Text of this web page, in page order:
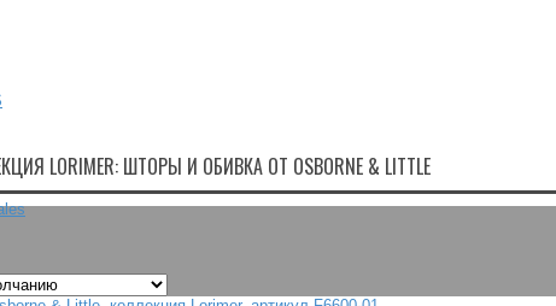
LORIMER: ШТОРЫ И ОБИВКА ОТ OSBORNE & LITTLE